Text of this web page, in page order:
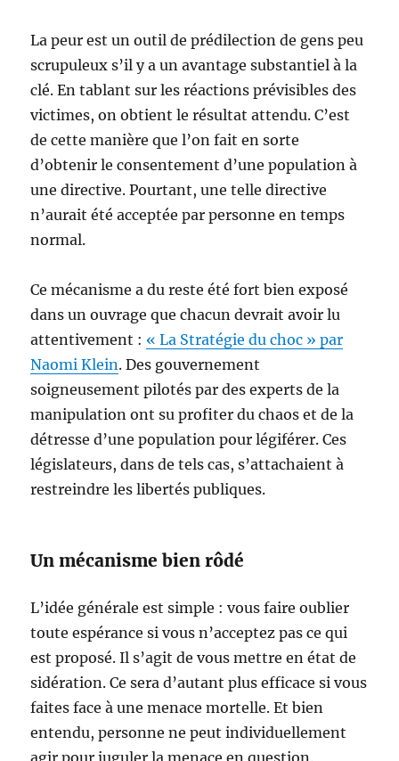
La peur est un outil de prédilection de gens peu
scrupuleux s’il y a un avantage substantiel à la
clé. En tablant sur les réactions prévisibles des
victimes, on obtient le résultat attendu. C’est
de cette manière que l’on fait en sorte
d’obtenir le consentement d’une population à
une directive. Pourtant, une telle directive
n’aurait été acceptée par personne en temps
normal.
Ce mécanisme a du reste été fort bien exposé
dans un ouvrage que chacun devrait avoir lu
attentivement : « La Stratégie du choc » par
Naomi Klein. Des gouvernement
soigneusement pilotés par des experts de la
manipulation ont su profiter du chaos et de la
détresse d’une population pour légiférer. Ces
législateurs, dans de tels cas, s’attachaient à
restreindre les libertés publiques.
Un mécanisme bien rôdé
L’idée générale est simple : vous faire oublier
toute espérance si vous n’acceptez pas ce qui
est proposé. Il s’agit de vous mettre en état de
sidération. Ce sera d’autant plus efficace si vous
faites face à une menace mortelle. Et bien
entendu, personne ne peut individuellement